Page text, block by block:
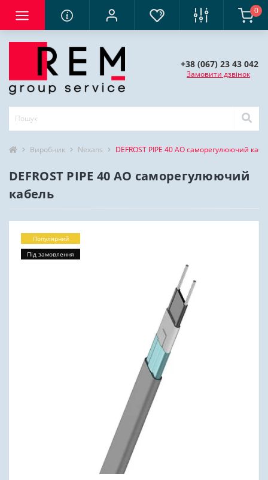
0
+38 (067) 23 43 042
Замовити дзвінок
Виробник Nexans DEFROST PIPE 40 AO саморегулюючий
DEFROST PIPE 40 AO саморегулюючий
кабель
Популярний
Під замовлення